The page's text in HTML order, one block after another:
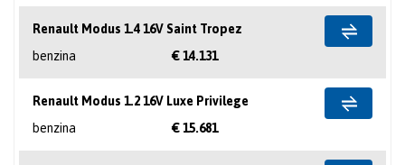
Renault Modus 1.4 16V Saint Tropez
benzina
€ 14.131
Renault Modus 1.2 16V Luxe Privilege
benzina
€ 15.681